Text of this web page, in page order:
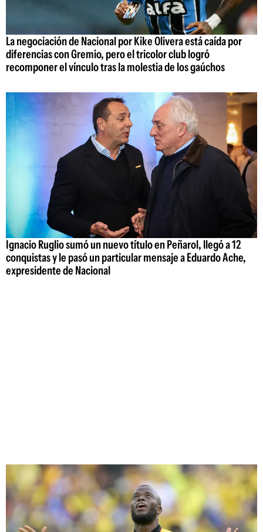
La negociación de Nacional por Kike Olivera está caída por
diferencias con Gremio, pero el tricolor club logró
recomponer el vínculo tras la molestia de los gaúchos
Ignacio Ruglio sumó un nuevo título en Peñarol, llegó a 12
conquistas y le pasó un particular mensaje a Eduardo Ache,
expresidente de Nacional